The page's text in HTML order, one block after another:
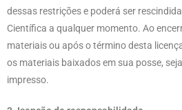
dessas restrições e poderá ser
Científica a qualquer momento. Ao
materiais ou após o término desta
os materiais baixados em sua posse,
impresso.